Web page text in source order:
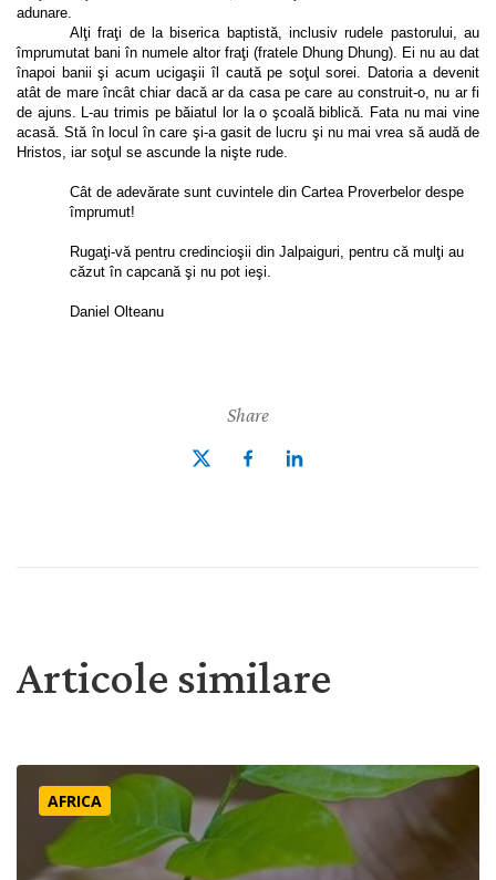
adunare.
Alţi fraţi de la biserica baptistă, inclusiv rudele pastorului, au
împrumutat bani în numele altor fraţi (fratele Dhung Dhung). Ei nu au dat
înapoi banii şi acum ucigaşii îl caută pe soţul sorei. Datoria a devenit
atât de mare încât chiar dacă ar da casa pe care au construit-o, nu ar fi
de ajuns. L-au trimis pe băiatul lor la o şcoală biblică. Fata nu mai vine
acasă. Stă în locul în care şi-a gasit de lucru şi nu mai vrea să audă de
Hristos, iar soţul se ascunde la nişte rude.
Cât de adevărate sunt cuvintele din Cartea Proverbelor despe
împrumut!
Rugaţi-vă pentru credincioşii din Jalpaiguri, pentru că mulţi au
căzut în capcană şi nu pot ieşi.
Daniel Olteanu
Share
Articole similare
O privire în viața noastră “din pustietate”
AFRICA